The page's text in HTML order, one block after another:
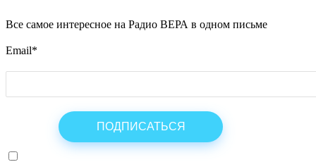
Все самое интересное на Радио ВЕРА в одном письме
Email*